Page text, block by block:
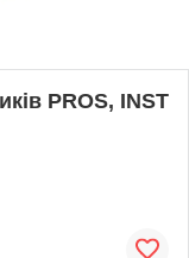
PROS, INST